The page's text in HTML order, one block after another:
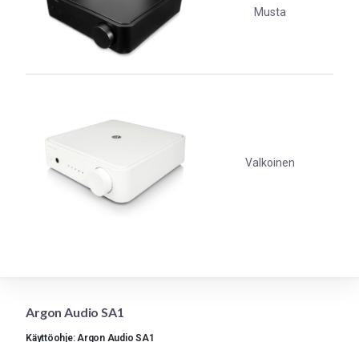
Musta
Valkoinen
Argon Audio SA1
Käyttöohje: Argon Audio SA1